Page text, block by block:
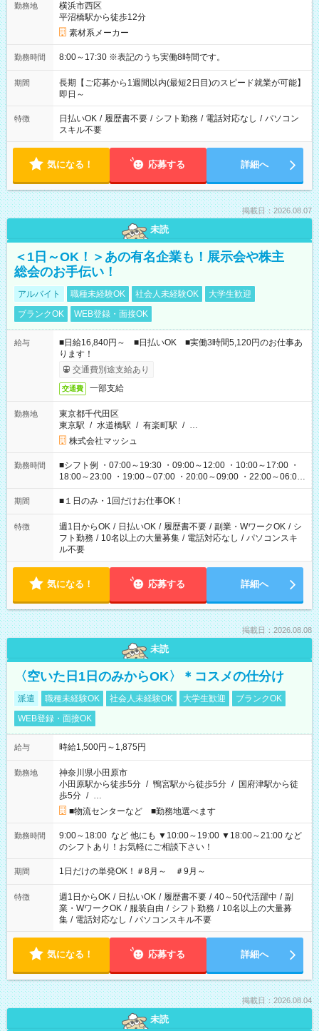
勤務地
横浜市西区
平沼橋駅から徒歩12分
素材系メーカー
勤務時間 8:00～17:30 ※表記のうち実働8時間です。
期間
長期【ご応募から1週間以内(最短2日目)のスピード就業が可能】
即日～
特徴 日払いOK / 履歴書不要 / シフト勤務 / 電話対応なし / パソコン
スキル不要
気になる！ 応募する 詳細へ
掲載日：2026.08.07
未読
＜1日～OK！＞あの有名企業も！展示会や株主
総会のお手伝い！
アルバイト 職種未経験OK 社会人未経験OK
大学生歓迎
ブランクOK
WEB登録・面接OK
給与
■日給16,840円～ ■日払いOK ■実働3時間5,120円のお仕事あ
ります！
交通費別途支給あり
交通費 一部支給
勤務地
東京都千代田区
東京駅 / 水道橋駅 / 有楽町駅 / …
株式会社マッシュ
勤務時間
■シフト例 ・07:00～19:30 ・09:00～12:00 ・10:00～17:00 ・
18:00～23:00 ・19:00～07:00 ・20:00～09:00 ・22:00～06:00
etc ★最短で3時間で5,120円のお仕事から 15時間で2万円近く稼
げるお仕事も！ ご希望のお時間に合わせてご紹介！ ※シフトは
ください！
期間 ■１日のみ・1回だけお仕事OK！
特徴 週1日からOK / 日払いOK / 履歴書不要 / 副業・WワークOK / シ
フト勤務 / 10名以上の大量募集 / 電話対応なし / パソコンスキ
ル不要
気になる！ 応募する 詳細へ
掲載日：2026.08.08
未読
〈空いた日1日のみからOK〉＊コスメの仕分け
派遣 職種未経験OK 社会人未経験OK 大学生歓迎
ブランクOK
WEB登録・面接OK
給与 時給1,500円～1,875円
勤務地
神奈川県小田原市
小田原駅から徒歩5分 / 鴨宮駅から徒歩5分 / 国府津駅から徒
歩5分 / …
■物流センターなど ■勤務地選べます
勤務時間
9:00～18:00 など 他にも ▼10:00～19:00 ▼18:00～21:00 など
のシフトあり！お気軽にご相談下さい！
期間 1日だけの単発OK！＃8月～ ＃9月～
特徴 週1日からOK / 日払いOK / 履歴書不要 / 40～50代活躍中 / 副
業・WワークOK / 服装自由 / シフト勤務 / 10名以上の大量募
集 / 電話対応なし / パソコンスキル不要
気になる！ 応募する 詳細へ
掲載日：2026.08.04
未読